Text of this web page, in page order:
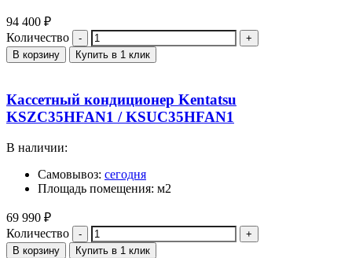
94 400 ₽
Количество
В корзину Купить в 1 клик
Кассетный кондиционер Kentatsu
KSZC35HFAN1 / KSUC35HFAN1
В наличии:
Самовывоз: сегодня
Площадь помещения: м2
69 990 ₽
Количество
В корзину Купить в 1 клик